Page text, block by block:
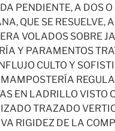
PENDIENTE, A DOS O
QUE SE RESUELVE,
VOLADOS SOBRE
Y PARAMENTOS
CULTO Y
EN LADRILLO VISTO
TRAZADO
RIGIDEZ DE LA